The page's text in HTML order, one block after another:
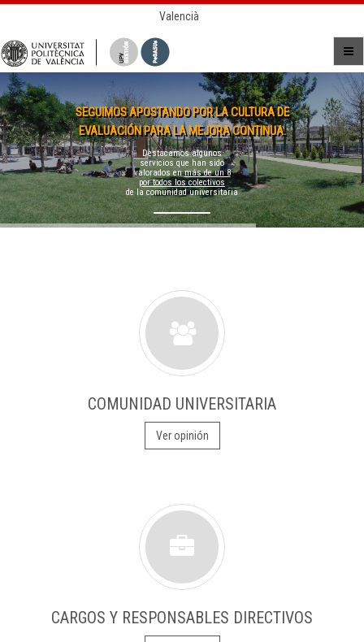
Valencià
SEGUIMOS APOSTANDO POR LA CULTURA DE
EVALUACIÓN PARA LA MEJORA CONTINUA.
Destacamos algunos
servicios que han sido
valorados enmás de un 8
por todos los colectivos
de la comunidad universitaria
COMUNIDAD UNIVERSITARIA
Ver opinión
CARGOS Y RESPONSABLES DIRECTIVOS